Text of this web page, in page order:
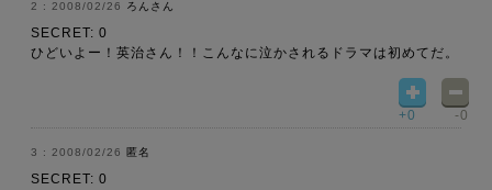
2008/02/26 ろんさん
SECRET: 0
ひどいよー！英治さん！！こんなに泣かされるドラマは初めてだ。
+0 -0
2008/02/26 匿名
SECRET: 0